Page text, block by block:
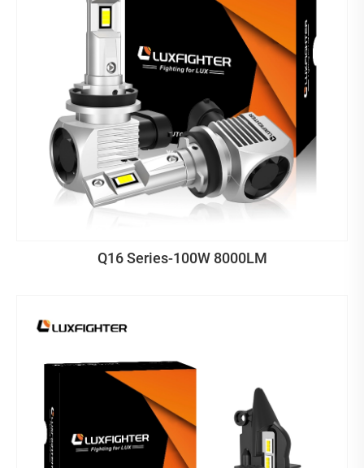
Q16 Series-100W 8000LM